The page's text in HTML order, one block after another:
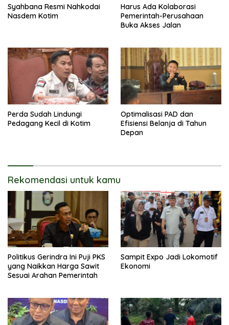
Syahbana Resmi Nahkodai
Nasdem Kotim
Harus Ada Kolaborasi
Pemerintah-Perusahaan
Buka Akses Jalan
Perda Sudah Lindungi
Pedagang Kecil di Kotim
Optimalisasi PAD dan
Efisiensi Belanja di Tahun
Depan
Rekomendasi untuk kamu
Politikus Gerindra Ini Puji PKS
yang Naikkan Harga Sawit
Sesuai Arahan Pemerintah
Sampit Expo Jadi Lokomotif
Ekonomi